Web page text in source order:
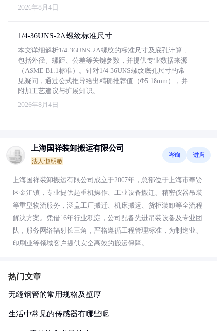
2026年8月4日
1/4-36UNS-2A螺纹标准尺寸
本文详细解析1/4-36UNS-2A螺纹的标准尺寸及底孔计算，
包括外径、螺距、公差等关键参数，并提供专业数据来源
（ASME B1.1标准）。针对1/4-36UNS螺纹底孔尺寸的常
见疑问，通过公式推导给出精确推荐值（Φ5.18mm），并
附加工艺建议与扩展知识。
2026年8月4日
上海国祥装卸搬运有限公司
法人:赵明敏
咨询 进店
上海国祥装卸搬运有限公司成立于2007年，总部位于上海市奉贤
区金汇镇，专业提供起重机操作、工业设备搬迁、精密仪器吊装
等重型物流服务，涵盖工厂搬迁、机床搬运、货柜装卸等全流程
解决方案。凭借16年行业积淀，公司配备先进吊装设备及专业团
队，服务网络辐射长三角，严格遵循工程管理标准，为制造业、
印刷业等领域客户提供安全高效的搬运保障。
热门文章
无缝钢管的常用规格及壁厚
生活中常见的传感器有哪些呢